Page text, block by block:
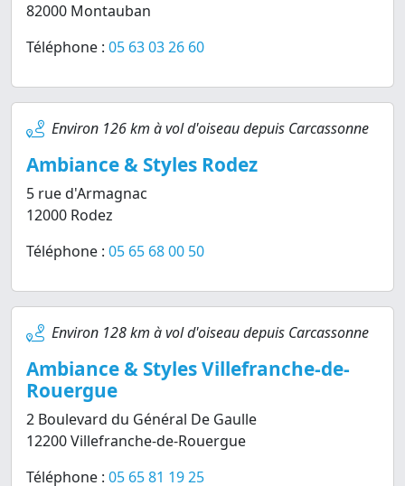
82000 Montauban
Téléphone : 05 63 03 26 60
Environ 126 km à vol d'oiseau depuis Carcassonne
Ambiance & Styles Rodez
5 rue d'Armagnac
12000 Rodez
Téléphone : 05 65 68 00 50
Environ 128 km à vol d'oiseau depuis Carcassonne
Ambiance & Styles Villefranche-de-
Rouergue
2 Boulevard du Général De Gaulle
12200 Villefranche-de-Rouergue
Téléphone : 05 65 81 19 25